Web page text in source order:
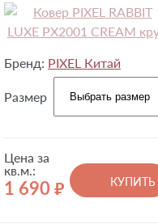
Бренд: PIXEL Китай
Размер
Цена за
кв.м.:
1 690 руб.
КУПИТЬ